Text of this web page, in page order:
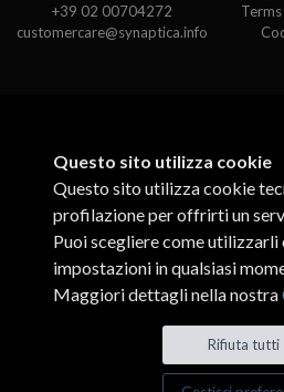
+39 02 00704272
customercare@synaptica.info
Questo sito utilizza cookie
Questo sito utilizza cookie
profilazione per offrirti un
Puoi scegliere come utilizzarli
impostazioni in qualsiasi
Maggiori dettagli nella nostra
Rifiuta tutti